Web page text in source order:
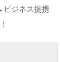
ジネス提携